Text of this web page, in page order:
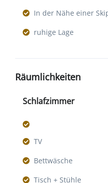
In der Nähe einer
ruhige Lage
Räumlichkeiten
Schlafzimmer
TV
Bettwäsche
Tisch + Stühle